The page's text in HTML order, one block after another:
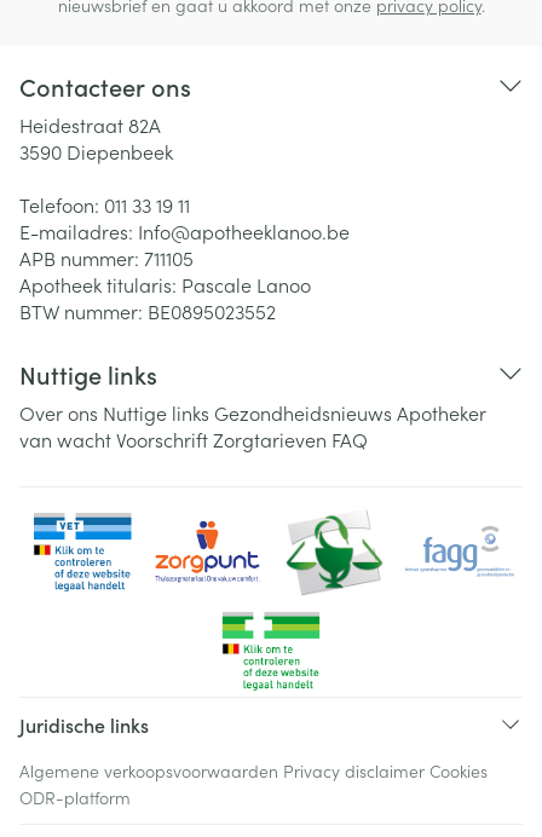
nieuwsbrief en gaat u akkoord met onze privacy policy.
Contacteer ons
Heidestraat 82A
3590 Diepenbeek
Telefoon: 011 33 19 11
E-mailadres: Info@apotheeklanoo.be
APB nummer: 711105
Apotheek titularis: Pascale Lanoo
BTW nummer: BE0895023552
Nuttige links
Over ons Nuttige links Gezondheidsnieuws Apotheker
van wachtVoorschriftZorgtarieven FAQ
Juridische links
Algemene verkoopsvoorwaarden Privacy disclaimer Cookies
ODR-platform